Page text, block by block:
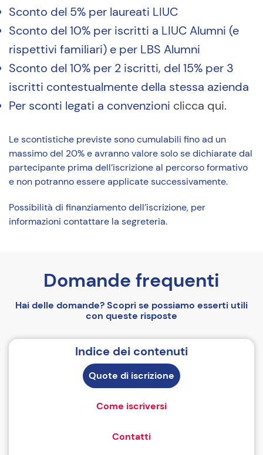
Sconto del 5% per laureati LIUC
Sconto del 10% per iscritti a LIUC Alumni (e
rispettivi familiari) e per LBS Alumni
Sconto del 10% per 2 iscritti, del 15% per 3
iscritti contestualmente della stessa azienda
Per sconti legati a convenzioni clicca qui.
Le scontistiche previste sono cumulabili fino ad un
massimo del 20% e avranno valore solo se dichiarate dal
partecipante prima dell’iscrizione al percorso formativo
e non potranno essere applicate successivamente.
Possibilità di finanziamento dell’iscrizione, per
informazioni contattare la segreteria.
Domande frequenti
Hai delle domande? Scopri se possiamo esserti utili
con queste risposte
Indice dei contenuti
Quote di iscrizione
Come iscriversi
Contatti